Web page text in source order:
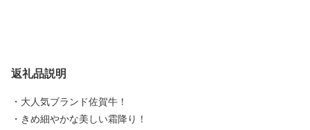
返礼品説明
・大人気ブランド佐賀牛！
・きめ細やかな美しい霜降り！